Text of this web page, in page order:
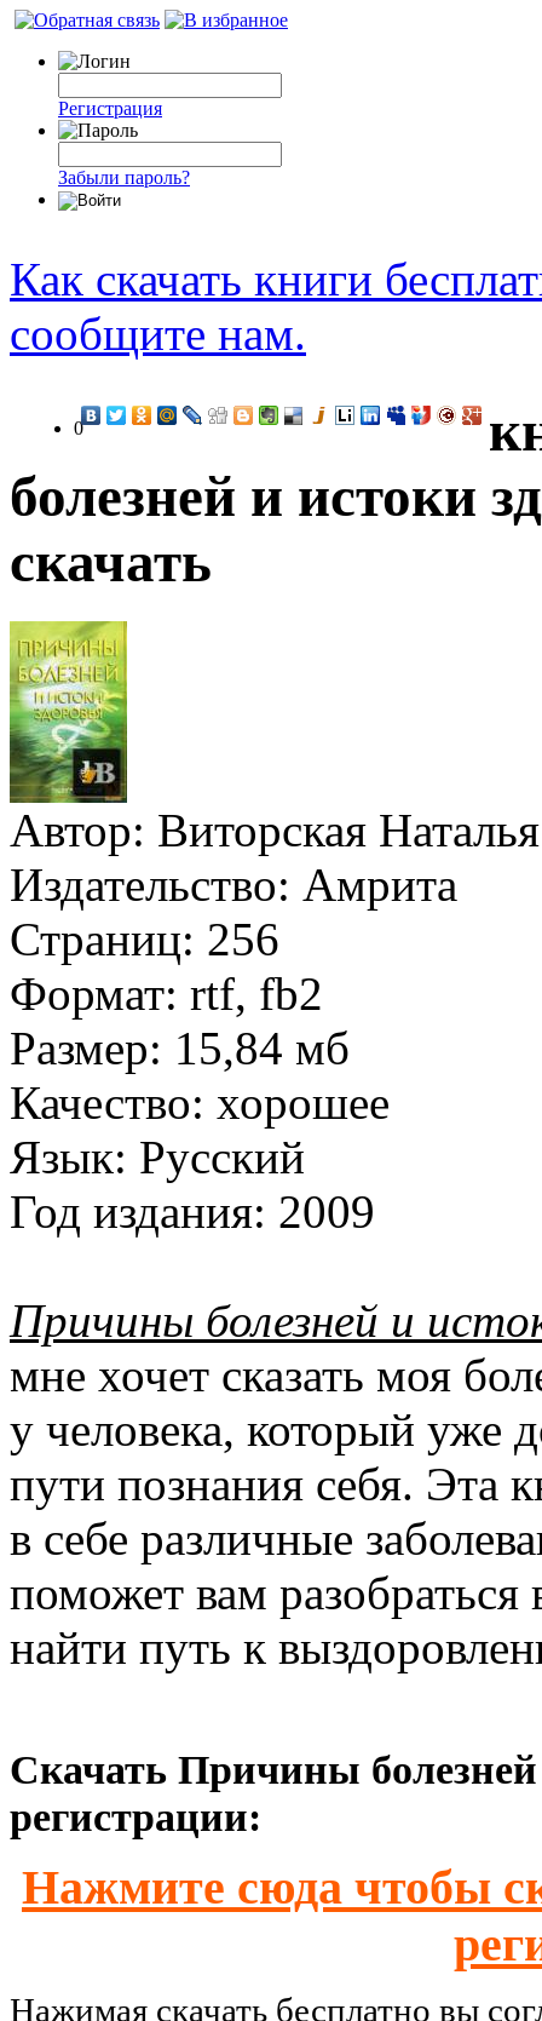
Регистрация
Забыли пароль?
Как скачать книги
сообщите нам.
0
болезней и истоки
скачать
Автор: Виторская Наталья
Издательство: Амрита
Страниц: 256
Формат: rtf, fb2
Размер: 15,84 мб
Качество: хорошее
Язык: Русский
Год издания: 2009
Причины болезней и
мне хочет сказать моя
у человека, который уже
пути познания себя. Эта
в себе различные
поможет вам
найти путь к
Скачать Причины болезней
регистрации:
Нажмите сюда чтобы
Нажимая скачать бесплатно вы